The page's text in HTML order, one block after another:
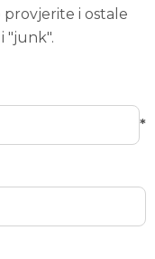
i ostale
"junk".
*